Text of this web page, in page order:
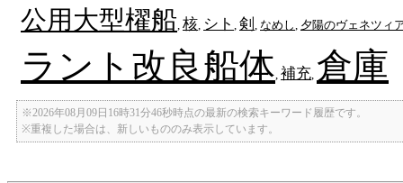
公用大型櫂船 核 シト 剣 なめし 夕陽のヴェネツィ
ラント改良船体 補充 倉庫
※2026年08月09日16時31分46秒時点の最新の検索キーワード履歴です。
※重複した場合は、新しいもののみ表示しています。